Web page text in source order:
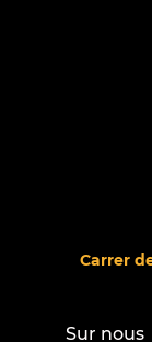
Carrer
Sur nous